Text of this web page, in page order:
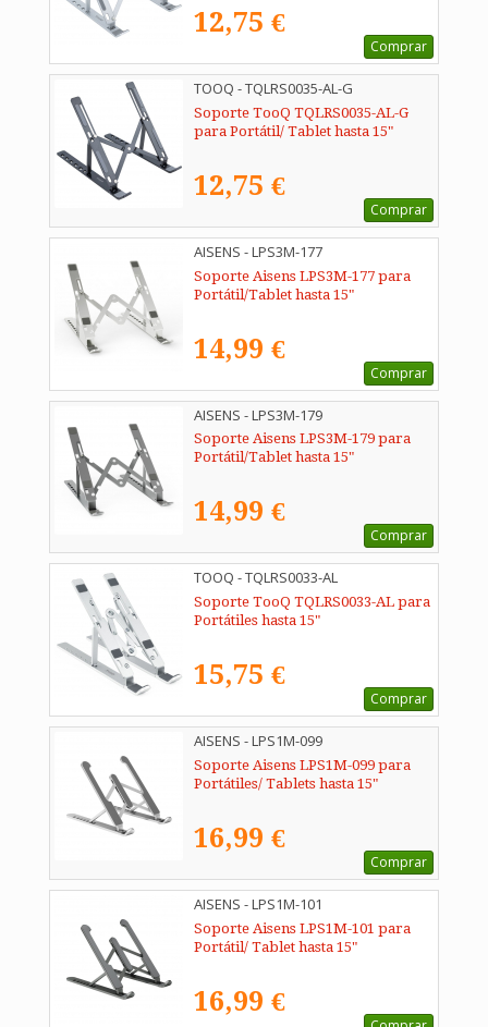
12,75 €
Comprar
TOOQ - TQLRS0035-AL-G
Soporte TooQ TQLRS0035-AL-G
para Portátil/ Tablet hasta 15"
12,75 €
Comprar
AISENS - LPS3M-177
Soporte Aisens LPS3M-177 para
Portátil/Tablet hasta 15"
14,99 €
Comprar
AISENS - LPS3M-179
Soporte Aisens LPS3M-179 para
Portátil/Tablet hasta 15"
14,99 €
Comprar
TOOQ - TQLRS0033-AL
Soporte TooQ TQLRS0033-AL para
Portátiles hasta 15"
15,75 €
Comprar
AISENS - LPS1M-099
Soporte Aisens LPS1M-099 para
Portátiles/ Tablets hasta 15"
16,99 €
Comprar
AISENS - LPS1M-101
Soporte Aisens LPS1M-101 para
Portátil/ Tablet hasta 15"
16,99 €